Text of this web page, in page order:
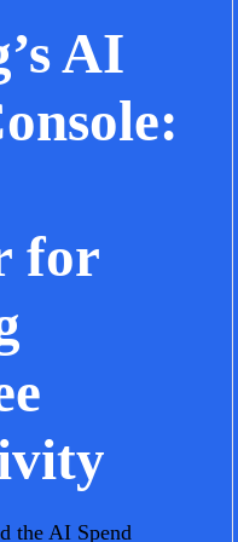
AI
for
the AI Spend